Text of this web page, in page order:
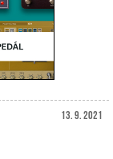
13. 9. 2021